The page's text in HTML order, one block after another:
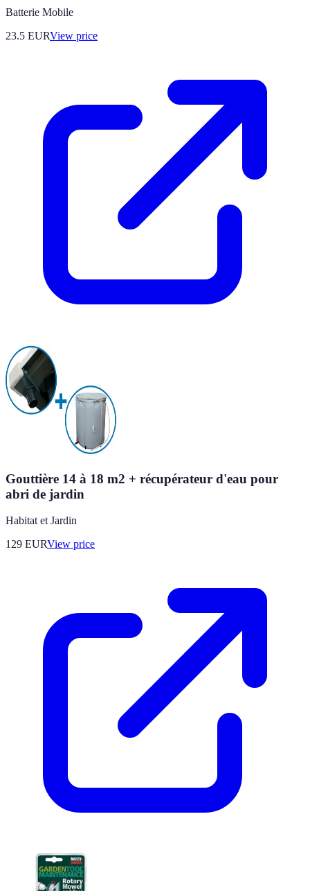
Batterie Mobile
23.5 EURView price
Gouttière 14 à 18 m2 + récupérateur d'eau pour
abri de jardin
Habitat et Jardin
129 EURView price